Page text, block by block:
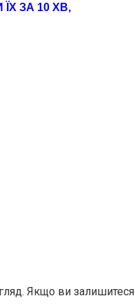
ЗА 10 ХВ,
Якщо ви залишитеся